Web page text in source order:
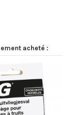
acheté :